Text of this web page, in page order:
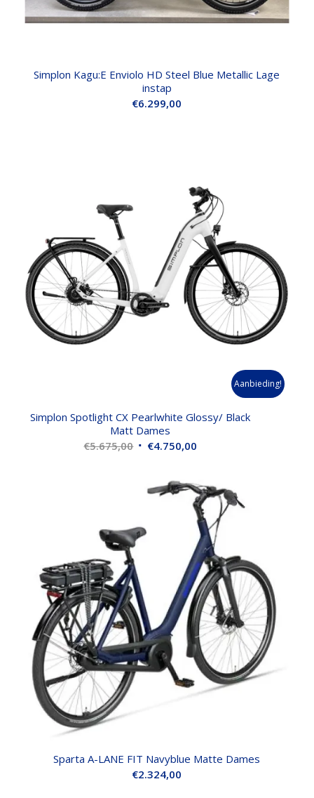
Simplon Kagu:E Enviolo HD Steel Blue Metallic Lage
instap
€6.299,00
Simplon Spotlight CX Pearlwhite Glossy/ Black
Matt Dames
€5.675,00 Oorspronkelijke
€5.675,00.
€4.750,00
€4.750,00.
Aanbieding!
Sparta A-LANE FIT Navyblue Matte Dames
€2.324,00